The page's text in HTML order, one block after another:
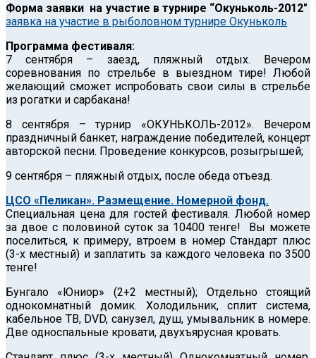
Форма заявки на участие в турнире “Окуньколь-2012″
заявка на участие в рыболовном турнире Окуньколь
Программа фестиваля:
7 сентября – заезд, пляжный отдых. Вечером
соревнования по стрельбе в выездном тире! Любой
желающий сможет испробовать свои силы в стрельбе
из рогатки и сарбакана!
8 сентября – турнир «ОКУНЬКОЛЬ-2012». Вечером
праздничный банкет, награждение победителей, концерт
авторской песни. Проведение конкурсов, розыгрышей;
9 сентября – пляжный отдых, после обеда отъезд.
ЦСО «Пеликан». Размещение. Номерной фонд.
Специальная цена для гостей фестиваля. Любой номер
за двое с половиной суток за 10400 тенге! Вы можете
поселиться, к примеру, втроем в номер Стандарт плюс
(3-х местный) и заплатить за каждого человека по 3500
тенге!
Бунгало «Юниор» (2+2 местный); Отдельно стоящий
однокомнатный домик. Холодильник, сплит система,
кабельное ТВ, DVD, санузел, душ, умывальник в номере.
Две односпальные кровати, двухъярусная кровать.